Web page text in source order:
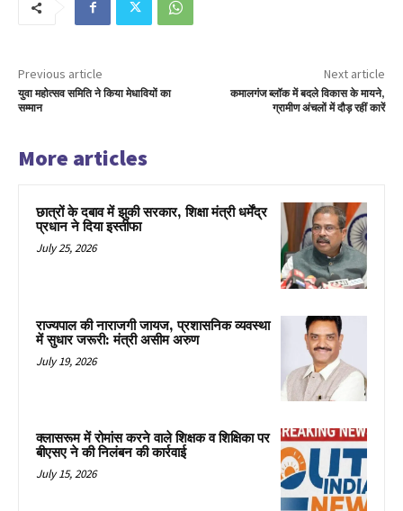
Previous article
युवा महोत्सव समिति ने किया मेधावियों का
सम्मान
Next article
कमालगंज ब्लॉक में बदले विकास के मायने,
ग्रामीण अंचलों में दौड़ रहीं कारें
More articles
छात्रों के दबाव में झुकी सरकार, शिक्षा मंत्री धर्मेंद्र
प्रधान ने दिया इस्तीफा
July 25, 2026
राज्यपाल की नाराजगी जायज, प्रशासनिक व्यवस्था
में सुधार जरूरी: मंत्री असीम अरुण
July 19, 2026
क्लासरूम में रोमांस करने वाले शिक्षक व शिक्षिका पर
बीएसए ने की निलंबन की कार्रवाई
July 15, 2026